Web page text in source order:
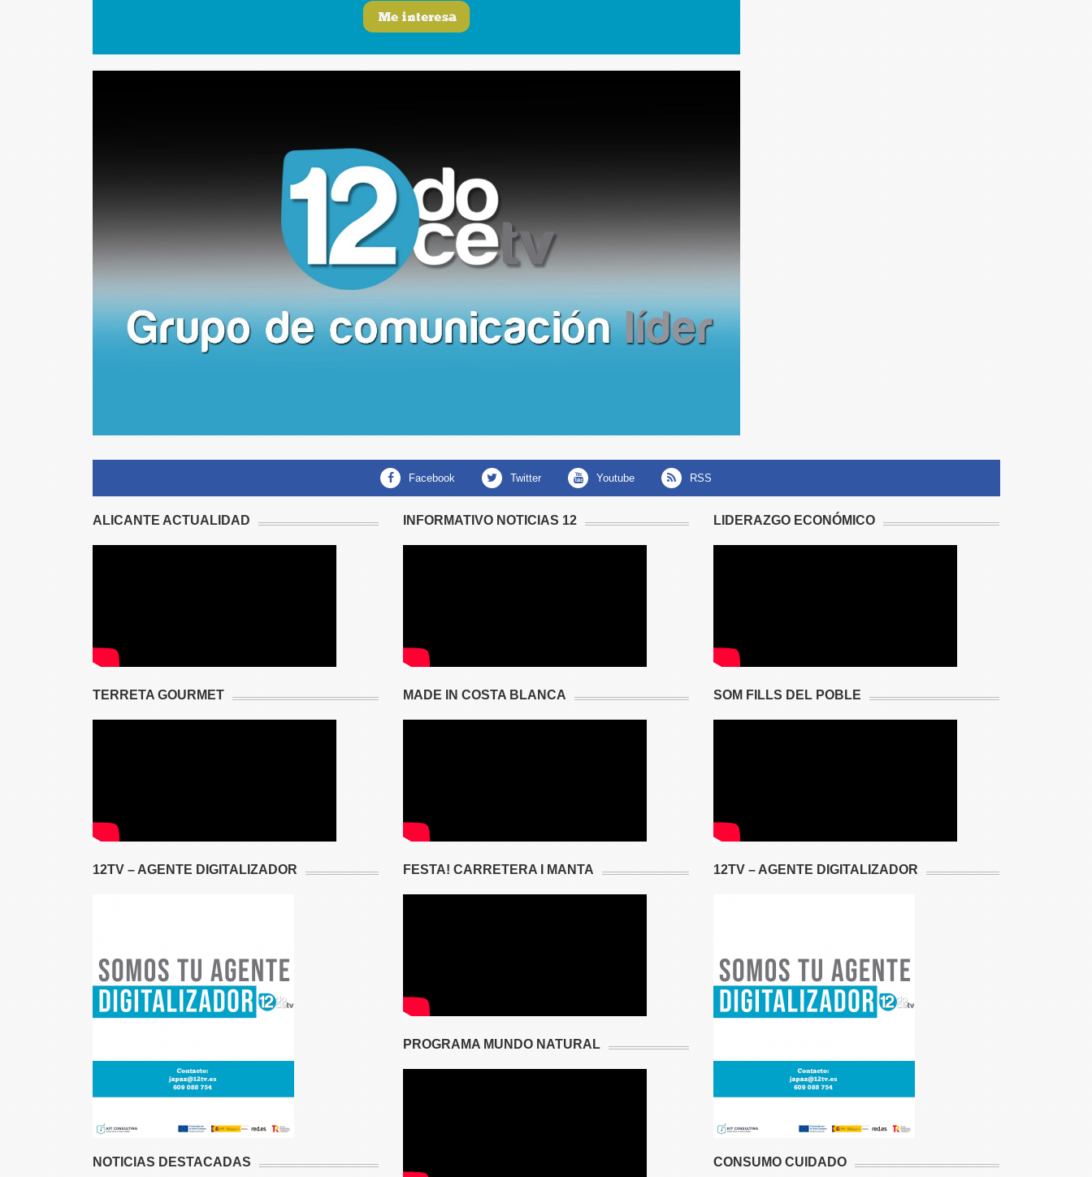
facebook twitter youtube RSS
ALICANTE ACTUALIDAD
TERRETA GOURMET
12TV – AGENTE DIGITALIZADOR
NOTICIAS DESTACADAS
INFORMATIVO NOTICIAS 12
MADE IN COSTA BLANCA
FESTA! CARRETERA I MANTA
PROGRAMA MUNDO NATURAL
LIDERAZGO ECONÓMICO
SOM FILLS DEL POBLE
12TV – AGENTE DIGITALIZADOR
CONSUMO CUIDADO